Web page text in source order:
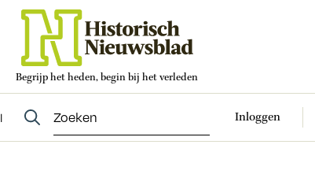
Begrijp het heden, begin bij het verleden
Inloggen